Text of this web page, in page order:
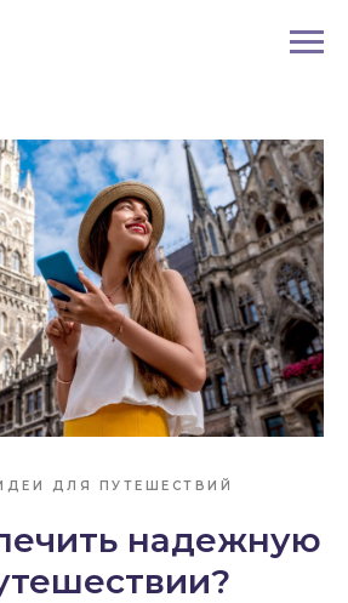
ДЛЯ ПУТЕШЕСТВИЙ
надежную